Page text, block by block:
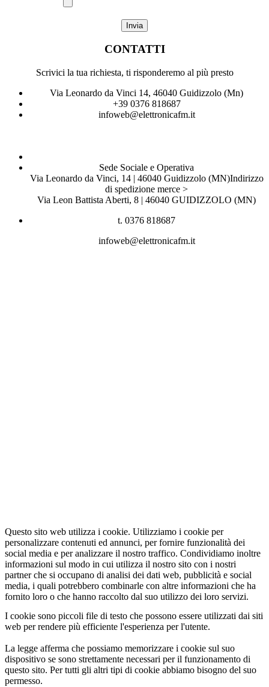
CONTATTI
Scrivici la tua richiesta, ti risponderemo al più presto
Via Leonardo da Vinci 14, 46040 Guidizzolo (Mn)
+39 0376 818687
infoweb@elettronicafm.it
Sede Sociale e Operativa
Via Leonardo da Vinci, 14 | 46040 Guidizzolo (MN)Indirizzo
di spedizione merce >
Via Leon Battista Aberti, 8 | 46040 GUIDIZZOLO (MN)
t. 0376 818687
infoweb@elettronicafm.it
Questo sito web utilizza i cookie. Utilizziamo i cookie per
personalizzare contenuti ed annunci, per fornire funzionalità dei
social media e per analizzare il nostro traffico. Condividiamo inoltre
informazioni sul modo in cui utilizza il nostro sito con i nostri
partner che si occupano di analisi dei dati web, pubblicità e social
media, i quali potrebbero combinarle con altre informazioni che ha
fornito loro o che hanno raccolto dal suo utilizzo dei loro servizi.
I cookie sono piccoli file di testo che possono essere utilizzati dai siti
web per rendere più efficiente l'esperienza per l'utente.
La legge afferma che possiamo memorizzare i cookie sul suo
dispositivo se sono strettamente necessari per il funzionamento di
questo sito. Per tutti gli altri tipi di cookie abbiamo bisogno del suo
permesso.